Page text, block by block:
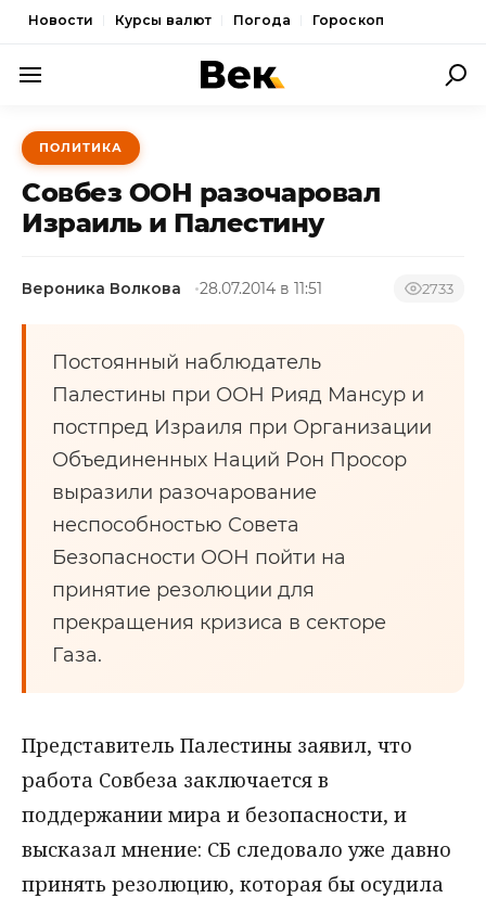
Новости Курсы валют Погода Гороскоп
ПОЛИТИКА
ЭКОНОМИКА
ОБЩЕСТВО
КУЛЬТУРА
ПОЛИТИКА
Совбез ООН разочаровал
Израиль и Палестину
Вероника Волкова 28.07.2014 в 11:51 2733
Постоянный наблюдатель
Палестины при ООН Рияд Мансур и
постпред Израиля при Организации
Объединенных Наций Рон Просор
выразили разочарование
неспособностью Совета
Безопасности ООН пойти на
принятие резолюции для
прекращения кризиса в секторе
Газа.
Представитель Палестины заявил, что
работа Совбеза заключается в
поддержании мира и безопасности, и
высказал мнение: СБ следовало уже давно
принять резолюцию, которая бы осудила